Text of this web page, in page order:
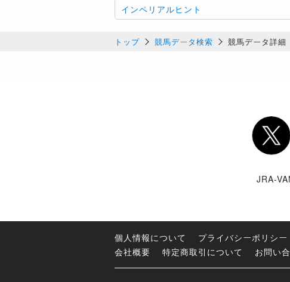
インペリアルヒント
トップ 競馬データ検索 競馬データ詳細
Twitter
JRA-
個人情報について プライバシーポリシー
会社概要
特定商取引について お問い